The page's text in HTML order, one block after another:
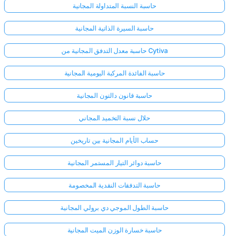
حاسبة النسبة المتداولة المجانية
حاسبة السيرة الذاتية المجانية
حاسبة معدل التدفق المجانية من Cytiva
حاسبة الفائدة المركبة اليومية المجانية
حاسبة قانون دالتون المجانية
حلال نسبة التخميد المجاني
حساب الأيام المجانية بين تاريخين
حاسبة دوائر التيار المستمر المجانية
حاسبة التدفقات النقدية المخصومة
حاسبة الطول الموجي دي برولي المجانية
حاسبة خسارة الوزن الميت المجانية